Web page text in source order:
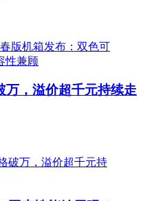
万，溢价超千元持续走